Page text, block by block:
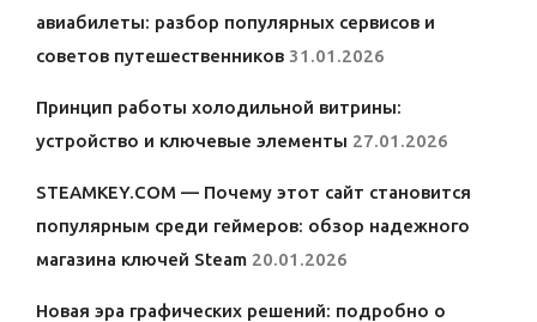
авиабилеты: разбор популярных сервисов и
советов путешественников 31.01.2026
Принцип работы холодильной витрины:
устройство и ключевые элементы 27.01.2026
STEAMKEY.COM — Почему этот сайт становится
популярным среди геймеров: обзор надежного
магазина ключей Steam 20.01.2026
Новая эра графических решений: подробно о